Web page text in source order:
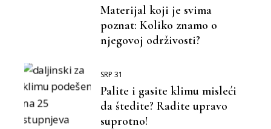
Materijal koji je svima
poznat: Koliko znamo o
njegovoj održivosti?
SRP 31
Palite i gasite klimu misleći
da štedite? Radite upravo
suprotno!